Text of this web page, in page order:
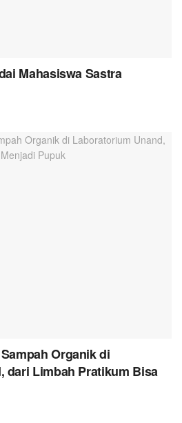
Mahasiswa Sastra
Organik di
dari Limbah Pratikum Bisa